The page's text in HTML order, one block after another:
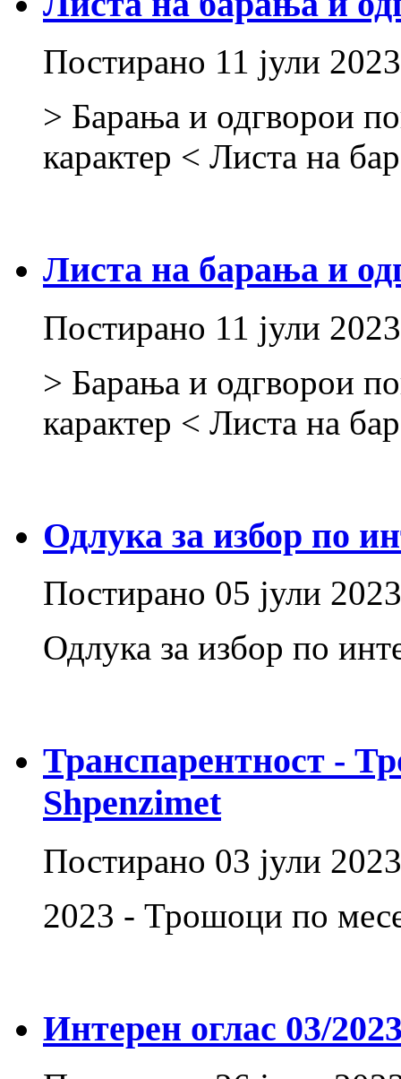
Постирано 11 јули 2023
> Барања и одгворои
карактер < Листа на
Листа на барања и
Постирано 11 јули 2023
> Барања и одгворои
карактер < Листа на
Одлука за избор по
Постирано 05 јули 2023
Одлука за избор по
Транспарентност -
Shpenzimet
Постирано 03 јули 2023
2023 - Трошоци по
Интерен оглас 03/